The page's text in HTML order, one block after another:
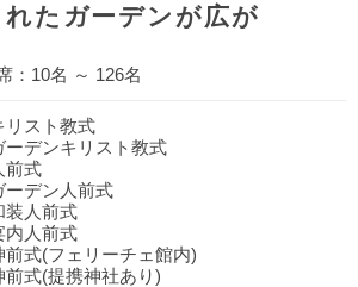
れたガーデンが広が
：10名 ～ 126名
リスト教式
ーデンキリスト教式
前式
ーデン人前式
装人前式
内人前式
前式(フェリーチェ館内)
前式(提携神社あり)